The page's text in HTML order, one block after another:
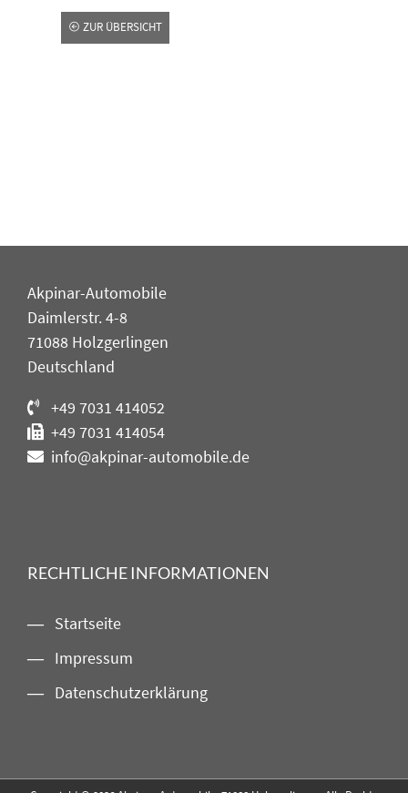
ZUR ÜBERSICHT
Akpinar-Automobile
Daimlerstr. 4-8
71088 Holzgerlingen
Deutschland
+49 7031 414052
+49 7031 414054
info@akpinar-automobile.de
RECHTLICHE INFORMATIONEN
Startseite
Impressum
Datenschutzerklärung